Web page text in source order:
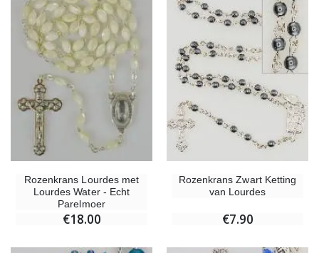
Rozenkrans Lourdes met
Lourdes Water - Echt
Parelmoer
€18.00
Rozenkrans Zwart Ketting
van Lourdes
€7.90